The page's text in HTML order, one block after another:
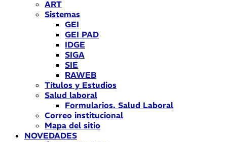
ART
Sistemas
GEI
GEI PAD
IDGE
SIGA
SIE
RAWEB
Títulos y Estudios
Salud laboral
Formularios. Salud Laboral
Correo institucional
Mapa del sitio
NOVEDADES